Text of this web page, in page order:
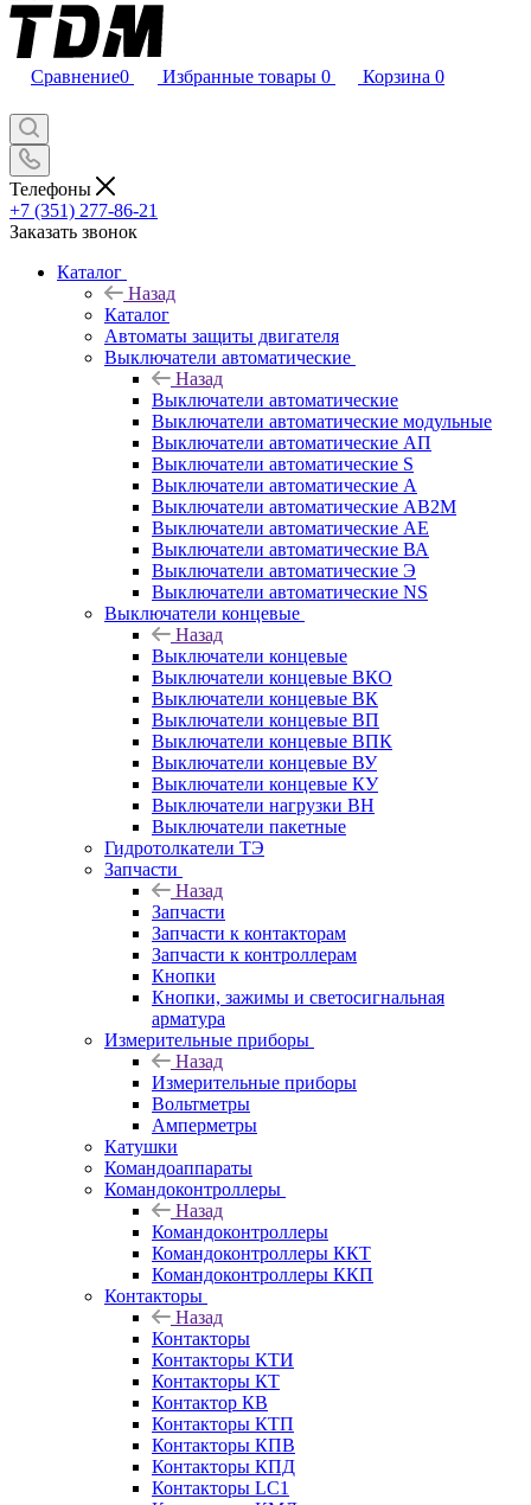
Сравнение0 Избранные товары 0 Корзина 0
Телефоны
+7 (351) 277-86-21
Заказать звонок
Каталог
Назад
Каталог
Автоматы защиты двигателя
Выключатели автоматические
Назад
Выключатели автоматические
Выключатели автоматические модульные
Выключатели автоматические АП
Выключатели автоматические S
Выключатели автоматические А
Выключатели автоматические АВ2М
Выключатели автоматические АЕ
Выключатели автоматические ВА
Выключатели автоматические Э
Выключатели автоматические NS
Выключатели концевые
Назад
Выключатели концевые
Выключатели концевые ВКО
Выключатели концевые ВК
Выключатели концевые ВП
Выключатели концевые ВПК
Выключатели концевые ВУ
Выключатели концевые КУ
Выключатели нагрузки ВН
Выключатели пакетные
Гидротолкатели ТЭ
Запчасти
Назад
Запчасти
Запчасти к контакторам
Запчасти к контроллерам
Кнопки
Кнопки, зажимы и светосигнальная
арматура
Измерительные приборы
Назад
Измерительные приборы
Вольтметры
Амперметры
Катушки
Командоаппараты
Командоконтроллеры
Назад
Командоконтроллеры
Командоконтроллеры ККТ
Командоконтроллеры ККП
Контакторы
Назад
Контакторы
Контакторы КТИ
Контакторы КТ
Контактор КВ
Контакторы КТП
Контакторы КПВ
Контакторы КПД
Контакторы LC1